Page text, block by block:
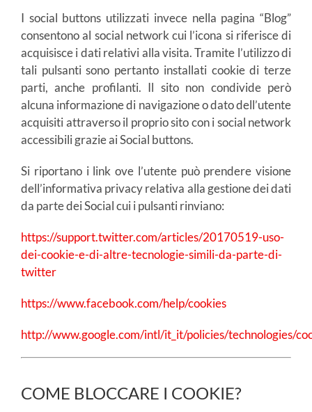
I social buttons utilizzati invece nella pagina “Blog”
consentono al social network cui l’icona si riferisce di
acquisisce i dati relativi alla visita. Tramite l’utilizzo di
tali pulsanti sono pertanto installati cookie di terze
parti, anche profilanti. Il sito non condivide però
alcuna informazione di navigazione o dato dell’utente
acquisiti attraverso il proprio sito con i social network
accessibili grazie ai Social buttons.
Si riportano i link ove l’utente può prendere visione
dell’informativa privacy relativa alla gestione dei dati
da parte dei Social cui i pulsanti rinviano:
https://support.twitter.com/articles/20170519-uso-
dei-cookie-e-di-altre-tecnologie-simili-da-parte-di-
twitter
https://www.facebook.com/help/cookies
http://www.google.com/intl/it_it/policies/technologies/
COME BLOCCARE I COOKIE?